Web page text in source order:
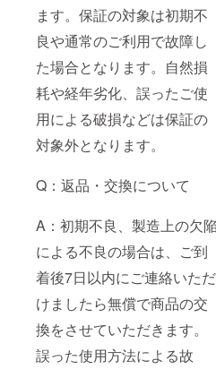
ます。保証の対象は初期不
良や通常のご利用で故障し
た場合となります。自然損
耗や経年劣化、誤ったご使
用による破損などは保証の
対象外となります。
Q：返品・交換について
A：初期不良、製造上の欠陥
による不良の場合は、ご到
着後7日以内にご連絡いただ
けましたら無償で商品の交
換をさせていただきます。
誤った使用方法による故